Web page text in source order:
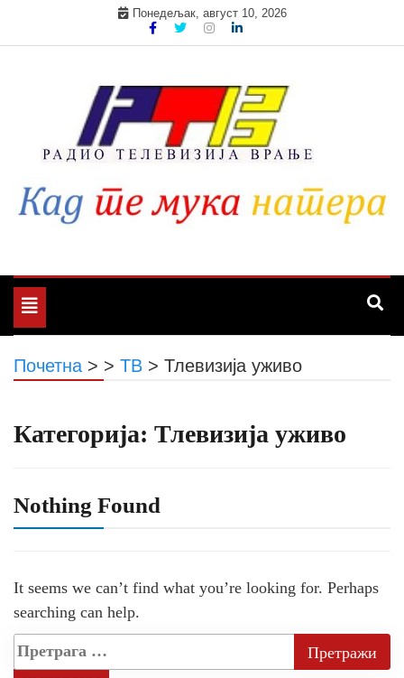
Понедељак, август 10, 2026
Toggle
navigation
Почетна > > ТВ > Тлевизија уживо
Категорија: Тлевизија уживо
Nothing Found
It seems we can’t find what you’re looking for. Perhaps
searching can help.